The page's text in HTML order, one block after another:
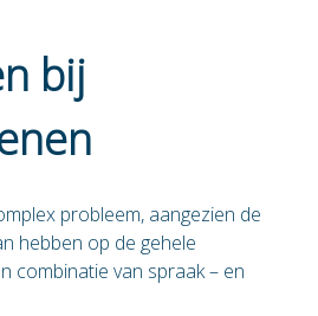
bij
probleem, aangezien de
hebben op de gehele
combinatie van spraak – en